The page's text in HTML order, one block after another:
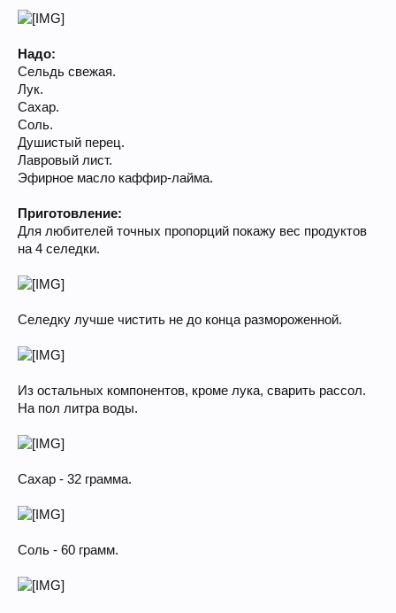
Надо:
Сельдь свежая.
Лук.
Сахар.
Соль.
Душистый перец.
Лавровый лист.
Эфирное масло каффир-лайма.
Приготовление:
Для любителей точных пропорций покажу вес продуктов
на 4 селедки.
Селедку лучше чистить не до конца размороженной.
Из остальных компонентов, кроме лука, сварить рассол.
На пол литра воды.
Сахар - 32 грамма.
Соль - 60 грамм.